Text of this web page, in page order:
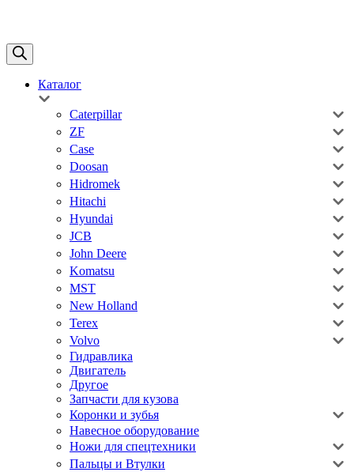
Каталог
Caterpillar
ZF
Case
Doosan
Hidromek
Hitachi
Hyundai
JCB
John Deere
Komatsu
MST
New Holland
Terex
Volvo
Гидравлика
Двигатель
Другое
Запчасти для кузова
Коронки и зубья
Навесное оборудование
Ножи для спецтехники
Пальцы и Втулки